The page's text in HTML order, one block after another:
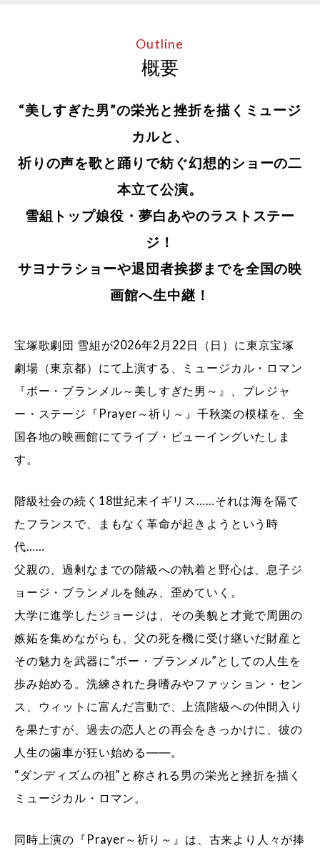
Outline
概要
“美しすぎた男”の栄光と挫折を描くミュージ
カルと、
祈りの声を歌と踊りで紡ぐ幻想的ショーの二
本立て公演。
雪組トップ娘役・夢白あやのラストステー
ジ！
サヨナラショーや退団者挨拶までを全国の映
画館へ生中継！
宝塚歌劇団 雪組が2026年2月22日（日）に東京宝塚
劇場（東京都）にて上演する、ミュージカル・ロマン
『ボー・ブランメル～美しすぎた男～』、プレジャ
ー・ステージ『Prayer～祈り～』千秋楽の模様を、全
国各地の映画館にてライブ・ビューイングいたしま
す。
階級社会の続く18世紀末イギリス……それは海を隔て
たフランスで、まもなく革命が起きようという時
代……
父親の、過剰なまでの階級への執着と野心は、息子ジ
ョージ・ブランメルを蝕み、歪めていく。
大学に進学したジョージは、その美貌と才覚で周囲の
嫉妬を集めながらも、父の死を機に受け継いだ財産と
その魅力を武器に“ボー・ブランメル”としての人生を
歩み始める。洗練された身嗜みやファッション・セン
ス、ウィットに富んだ言動で、上流階級への仲間入り
を果たすが、過去の恋人との再会をきっかけに、彼の
人生の歯車が狂い始める――。
“ダンディズムの祖”と称される男の栄光と挫折を描く
ミュージカル・ロマン。
同時上演の『Prayer～祈り～』は、古来より人々が捧